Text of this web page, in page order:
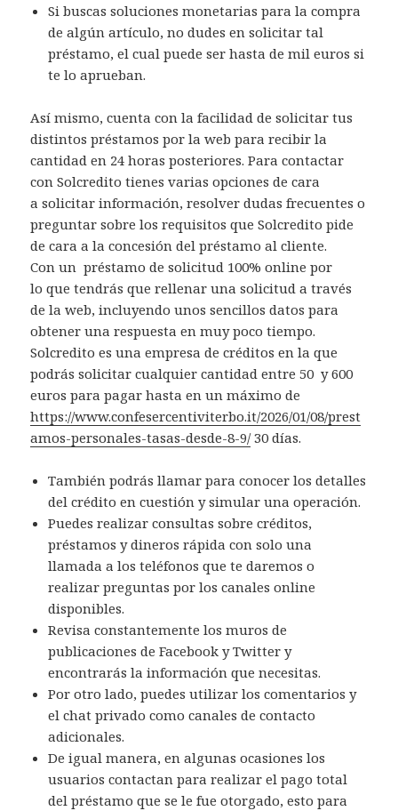
Si buscas soluciones monetarias para la compra
de algún artículo, no dudes en solicitar tal
préstamo, el cual puede ser hasta de mil euros si
te lo aprueban.
Así mismo, cuenta con la facilidad de solicitar tus
distintos préstamos por la web para recibir la
cantidad en 24 horas posteriores. Para contactar
con Solcredito tienes varias opciones de cara
a solicitar información, resolver dudas frecuentes o
preguntar sobre los requisitos que Solcredito pide
de cara a la concesión del préstamo al cliente.
Con un préstamo de solicitud 100% online por
lo que tendrás que rellenar una solicitud a través
de la web, incluyendo unos sencillos datos para
obtener una respuesta en muy poco tiempo.
Solcredito es una empresa de créditos en la que
podrás solicitar cualquier cantidad entre 50 y 600
euros para pagar hasta en un máximo de
https://www.confesercentiviterbo.it/2026/01/08/prest
amos-personales-tasas-desde-8-9/30 días.
También podrás llamar para conocer los detalles
del crédito en cuestión y simular una operación.
Puedes realizar consultas sobre créditos,
préstamos y dineros rápida con solo una
llamada a los teléfonos que te daremos o
realizar preguntas por los canales online
disponibles.
Revisa constantemente los muros de
publicaciones de Facebook y Twitter y
encontrarás la información que necesitas.
Por otro lado, puedes utilizar los comentarios y
el chat privado como canales de contacto
adicionales.
De igual manera, en algunas ocasiones los
usuarios contactan para realizar el pago total
del préstamo que se le fue otorgado, esto para